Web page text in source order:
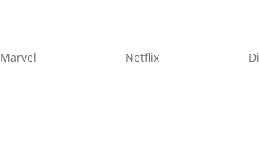
Marvel Netflix